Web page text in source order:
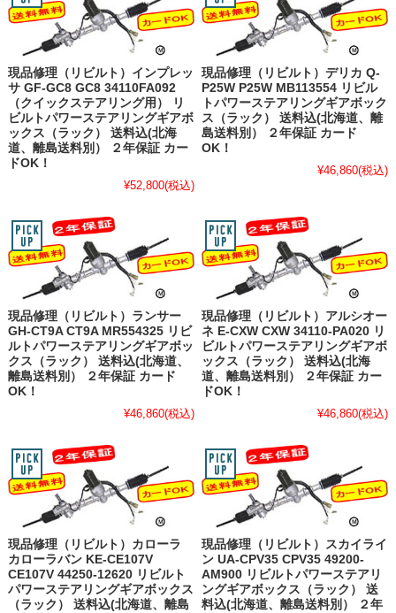
現品修理（リビルト）インプレッ
サ GF-GC8 GC8 34110FA092
（クイックステアリング用） リ
ビルトパワーステアリングギアボ
ックス（ラック） 送料込(北海
道、離島送料別） ２年保証 カー
ドOK！
¥52,800(税込)
現品修理（リビルト）デリカ Q-
P25W P25W MB113554 リビル
トパワーステアリングギアボック
ス（ラック） 送料込(北海道、離
島送料別） ２年保証 カード
OK！
¥46,860(税込)
現品修理（リビルト）ランサー
GH-CT9A CT9A MR554325 リビ
ルトパワーステアリングギアボッ
クス（ラック） 送料込(北海道、
離島送料別） ２年保証 カード
OK！
¥46,860(税込)
現品修理（リビルト）アルシオー
ネ E-CXW CXW 34110-PA020 リ
ビルトパワーステアリングギアボ
ックス（ラック） 送料込(北海
道、離島送料別） ２年保証 カー
ドOK！
¥46,860(税込)
現品修理（リビルト）カローラ
カローラバン KE-CE107V
CE107V 44250-12620 リビルト
パワーステアリングギアボックス
（ラック） 送料込(北海道、離島
現品修理（リビルト）スカイライ
ン UA-CPV35 CPV35 49200-
AM900 リビルトパワーステアリ
ングギアボックス（ラック） 送
料込(北海道、離島送料別） ２年